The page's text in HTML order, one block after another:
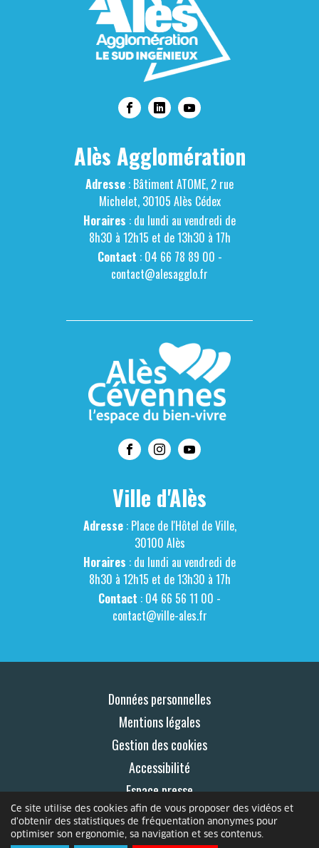
Ce site utilise des cookies afin de vous proposer des vidéos et
d'obtenir des statistiques de fréquentation anonymes pour
optimiser son ergonomie, sa navigation et ses contenus.
Alès Agglomération
Adresse : Bâtiment ATOME, 2 rue
Michelet, 30105 Alès Cédex
Horaires : du lundi au vendredi de
8h30 à 12h15 et de 13h30 à 17h
Contact : 04 66 78 89 00 -
contact@alesagglo.fr
Ville d'Alès
Adresse: Place de l'Hôtel de Ville,
30100 Alès
Horaires : du lundi au vendredi de
8h30 à 12h15 et de 13h30 à 17h
Contact : 04 66 56 11 00 -
contact@ville-ales.fr
© 2026 Le Mag
Données personnelles
Mentions légales
Gestion des cookies
Accessibilité
Espace presse
Contact